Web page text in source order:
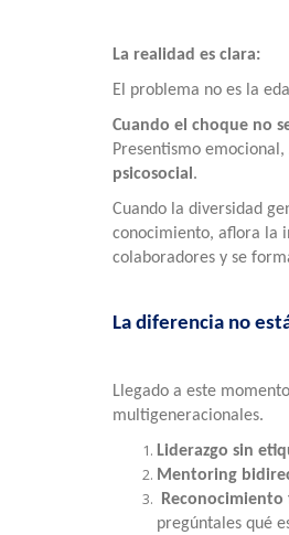
La realidad es clara:
El problema no es la
Cuando el choque no
Presentismo
psicosocial.
Cuando la diversidad
conocimiento, aflora la
colaboradores y se
La diferencia no
Llegado a este
multigeneracionales.
Liderazgo sin
Mentoring
Reconocimiento
pregúntales qué